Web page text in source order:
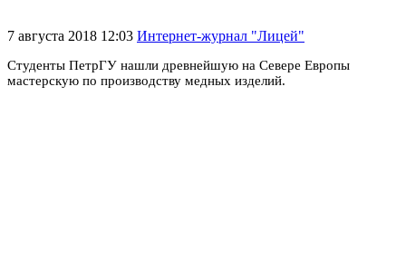
7 августа 2018 12:03 Интернет-журнал "Лицей"
Студенты ПетрГУ нашли древнейшую на Севере Европы
мастерскую по производству медных изделий.